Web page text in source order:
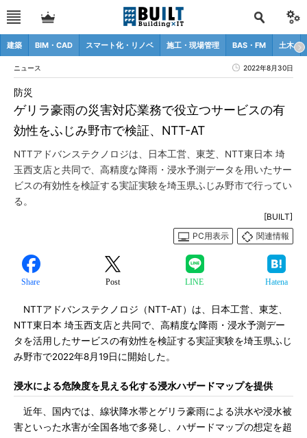
建築 BIM・CAD スマート化・リノベ 施工・現場管理 BAS・FM 土木
ニュース 2022年8月30日
ゲリラ豪雨の災害対応業務で役立つサービスの有
効性をふじみ野市で検証、NTT-AT
防災
NTTアドバンステクノロジは、日本工営、東芝、NTT東日本 埼
玉西支店と共同で、高精度な降雨・浸水予測データを用いたサー
ビスの有効性を検証する実証実験を埼玉県ふじみ野市で行ってい
る。
[BUILT]
PC用表示
関連情報
Share Post LINE Hatena
NTTアドバンステクノロジ（NTT-AT）は、日本工営、東芝、
NTT東日本 埼玉西支店と共同で、高精度な降雨・浸水予測デー
タを活用したサービスの有効性を検証する実証実験を埼玉県ふじ
み野市で2022年8月19日に開始した。
浸水による危険度を見える化する浸水ハザードマップを提供
近年、国内では、線状降水帯とゲリラ豪雨による洪水や浸水被
害といった水害が全国各地で多発し、ハザードマップの想定を超